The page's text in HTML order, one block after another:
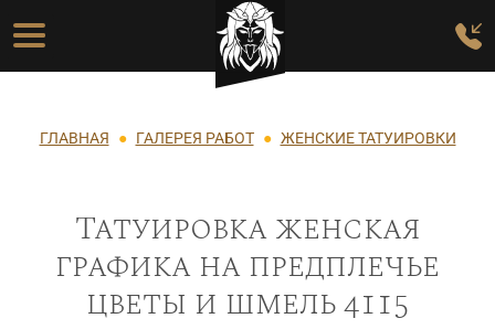
Перейти к основному содержанию
Основная навигация
Строка навигации
ГЛАВНАЯ ГАЛЕРЕЯ РАБОТ ЖЕНСКИЕ ТАТУИРОВКИ
Татуировка женская
графика на предплечье
цветы и шмель 4115